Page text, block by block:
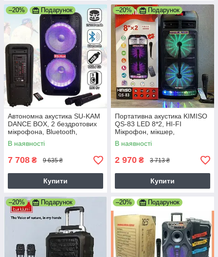
–20% Подарунок
Автономна акустика SU-KAM
DANCE BOX, 2 бездротових
мікрофона, Bluetooth,
Потужність 200 Вт,
Світломузика
В наявності
7 708 ₴ 9 635 ₴
Купити
–20% Подарунок
Портативна акустика KIMISO
QS-83 LED 8*2, HI-FI
Мікрофон, мікшер,
світломузика, потужність 70
Вт
В наявності
2 970 ₴ 3 713 ₴
Купити
–20% Подарунок –20% Подарунок